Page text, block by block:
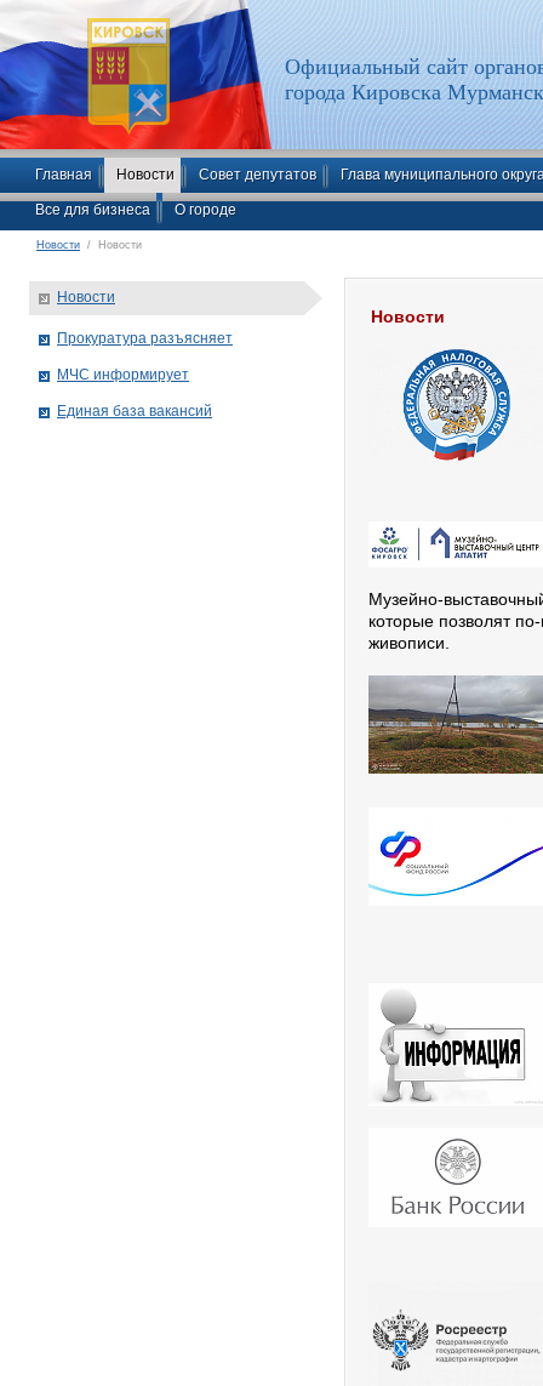
Официальный сайт
города Кировска
Главная Новости Совет депутатов Глава муниципального
Все для бизнеса О городе
Новости / Новости
Новости
Музейно-
которые позволят
живописи.
Новости
Прокуратура разъясняет
МЧС информирует
Единая база вакансий